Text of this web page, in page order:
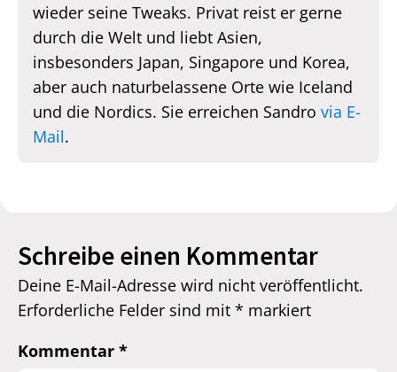
wieder seine Tweaks. Privat reist er gerne
durch die Welt und liebt Asien,
insbesonders Japan, Singapore und Korea,
aber auch naturbelassene Orte wie Iceland
und die Nordics. Sie erreichen Sandro via E-
Mail.
Schreibe einen Kommentar
Deine E-Mail-Adresse wird nicht veröffentlicht.
Erforderliche Felder sind mit * markiert
Kommentar *